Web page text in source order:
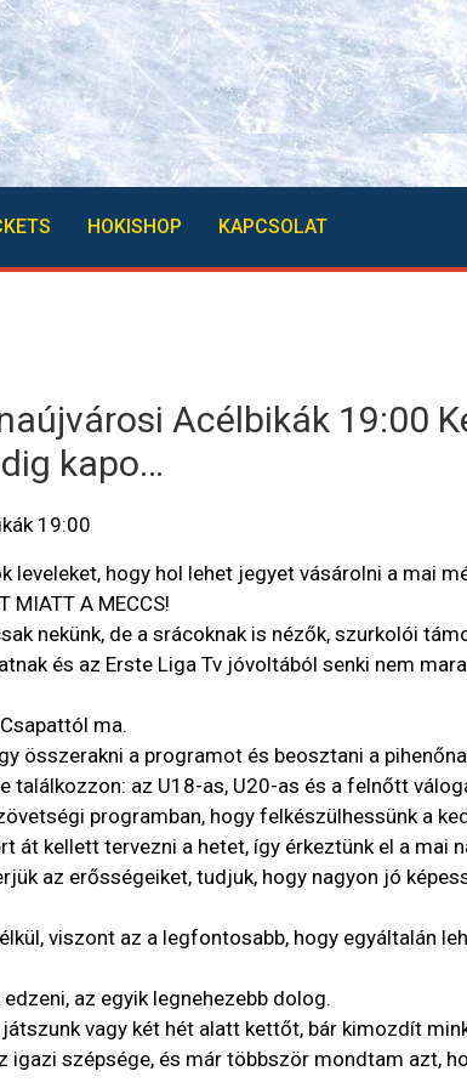
HOKISHOP KAPCSOLAT
Acélbikák 19:00
kapo…
19:00
leveleket, hogy hol lehet jegyet vásárolni a mai
MIATT A MECCS!
nekünk, de a srácoknak is nézők, szurkolói
és az Erste Liga Tv jóvoltából senki nem
ma.
összerakni a programot és beosztani a
találkozzon: az U18-as, U20-as és a felnőtt
programban, hogy felkészülhessünk a
át kellett tervezni a hetet, így érkeztünk el a mai
az erősségeiket, tudjuk, hogy nagyon jó
viszont az a legfontosabb, hogy egyáltalán
az egyik legnehezebb dolog.
vagy két hét alatt kettőt, bár kimozdít
igazi szépsége, és már többször mondtam azt,